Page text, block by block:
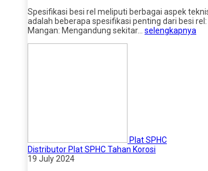
Spesifikasi besi rel meliputi berbagai aspek
adalah beberapa spesifikasi penting dari besi
Mangan: Mengandung sekitar… selengkapnya
Plat SPHC
Distributor Plat SPHC Tahan Korosi
19 July 2024